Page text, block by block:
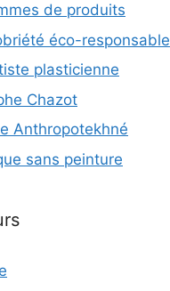
de produits
éco-responsable
plasticienne
Chazot
Anthropotekhné
sans peinture